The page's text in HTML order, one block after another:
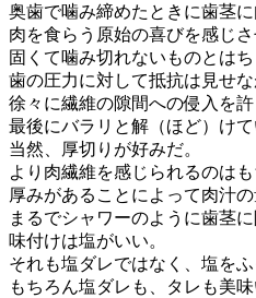
奥歯で噛み締めたときに歯茎に
肉を食らう原始の喜びを感じ
固くて噛み切れないものとはち
歯の圧力に対して抵抗は見せな
徐々に繊維の隙間への侵入を許
最後にバラリと解（ほど）けて
当然、厚切りが好みだ。
より肉繊維を感じられるのはも
厚みがあることによって肉汁の
まるでシャワーのように歯茎に
味付けは塩がいい。
それも塩ダレではなく、塩をふ
もちろん塩ダレも、タレも美味